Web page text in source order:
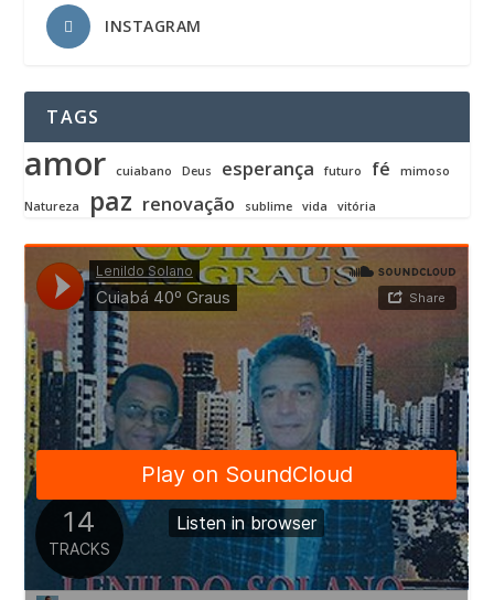
INSTAGRAM
TAGS
amor cuiabano Deus esperança futuro fé mimoso
Natureza paz renovação sublime vida vitória